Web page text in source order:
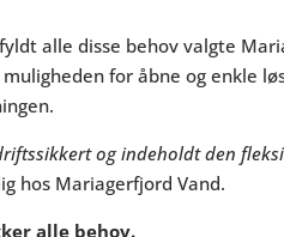
alle disse behov valgte
for åbne og enkle
og indeholdt den
hos Mariagerfjord Vand.
alle behov.